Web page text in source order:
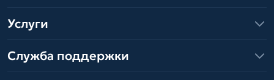
Услуги
Служба поддержки